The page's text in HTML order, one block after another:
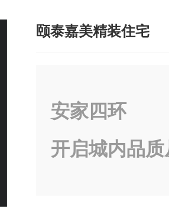
颐泰嘉美精装住宅
安家四环
开启城内品